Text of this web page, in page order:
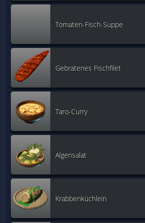
Tomaten-Fisch-Suppe
Gebratenes Fischfilet
Taro-Curry
Algensalat
Krabbenküchlein